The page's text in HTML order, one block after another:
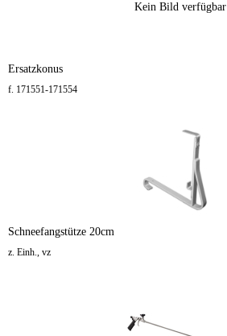
Kein Bild verfügbar
Ersatzkonus
f. 171551-171554
Schneefangstütze 20cm
z. Einh., vz